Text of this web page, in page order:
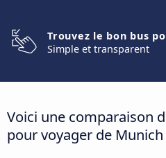
Trouvez le bon bus
Simple et transparent
Voici une comparaison
pour voyager de Munich